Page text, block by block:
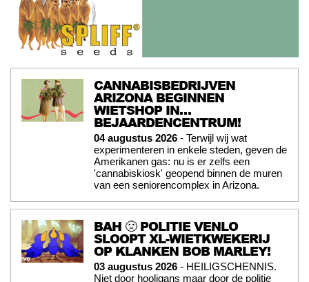
CANNABISBEDRIJVEN
ARIZONA BEGINNEN
WIETSHOP IN…
BEJAARDENCENTRUM!
04 augustus 2026 - Terwijl wij wat
experimenteren in enkele steden, geven de
Amerikanen gas: nu is er zelfs een
'cannabiskiosk' geopend binnen de muren
van een seniorencomplex in Arizona.
BAH 🤢 POLITIE VENLO
SLOOPT XL-WIETKWEKERIJ
OP KLANKEN BOB MARLEY!
03 augustus 2026 - HEILIGSCHENNIS.
Niet door hooligans maar door de politie